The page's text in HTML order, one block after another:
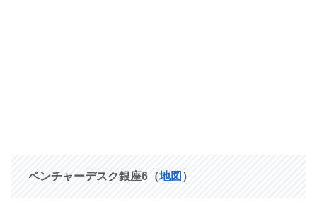
ベンチャーデスク銀座6（地図 ）